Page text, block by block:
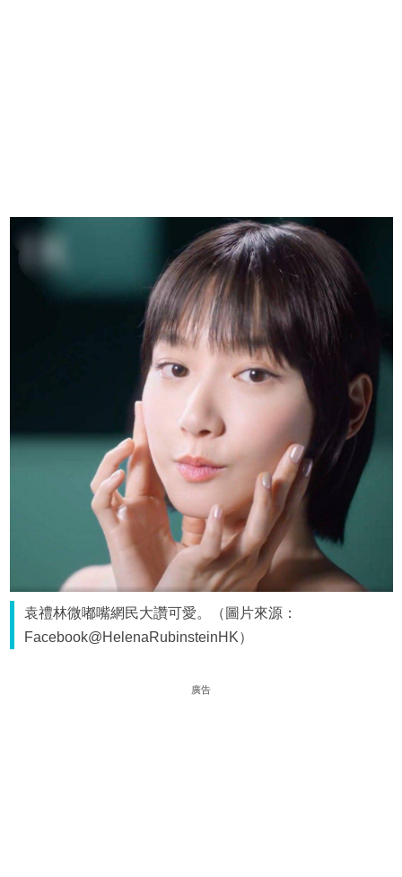
袁禮林微嘟嘴網民大讚可愛。（圖片來源：
Facebook@HelenaRubinsteinHK）
廣告